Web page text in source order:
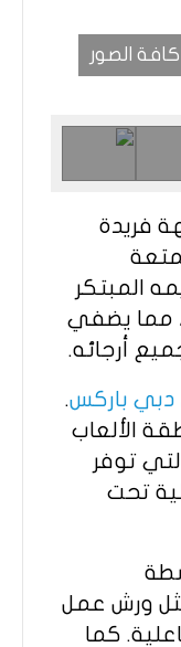
الصور
فريدة
المبتكر
مما يضفي
أرجائه.
دبي باركس.
الألعاب
توفر
تحت
مثل ورش عمل
كما